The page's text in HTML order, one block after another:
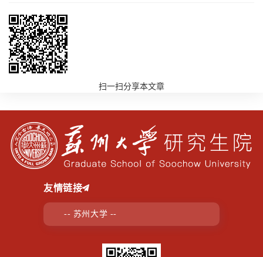
扫一扫分享本文章
友情链接
-- 苏州大学 --